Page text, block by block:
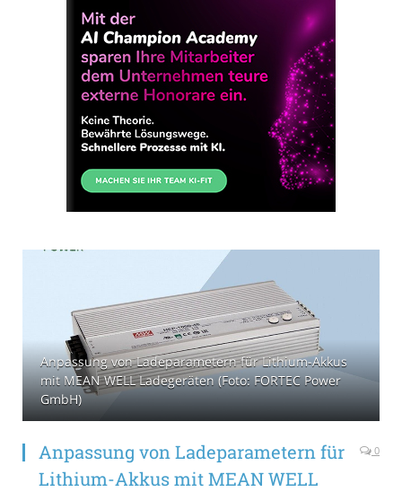
Anpassung von Ladeparametern für Lithium-Akkus
mit MEAN WELL Ladegeräten (Foto: FORTEC Power
GmbH)
Anpassung von Ladeparametern für
Lithium-Akkus mit MEAN WELL
0